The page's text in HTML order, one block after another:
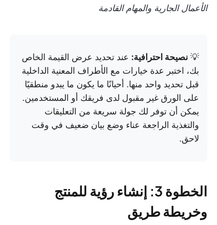
الأعمال الجارية والمهام القادمة
💡 نصيحة احترافية: عند تحديد عرض القيمة الخاص
بك، اختبر عدة خيارات مع الأطراف المعنية الداخلية
قبل تحديد واحد منها. أحيانًا ما يكون ما يبدو منطقيًا
على الورق غير مقبول لدى فريقك أو المستخدمين.
يمكن أن توفر لك جولة سريعة من التعليقات
والتغذية الراجعة عناء وضع بيان ضعيف في وقت
لاحق.
الخطوة 3: إنشاء رؤية للمنتج
وخريطة طريق